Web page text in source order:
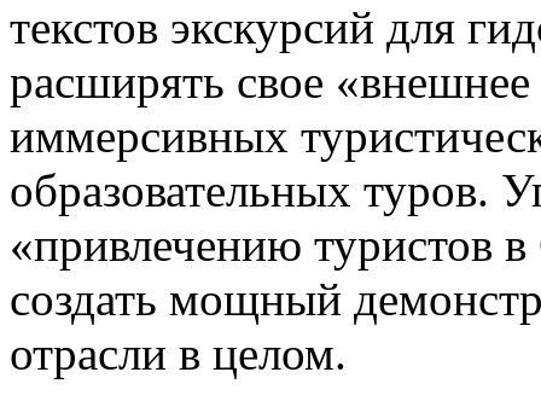
текстов экскурсий для
расширять свое «внешнее
иммерсивных
образовательных туров.
«привлечению туристов
создать мощный
отрасли в целом.